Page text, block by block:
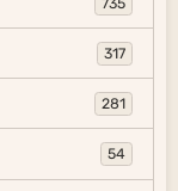
317
281
54